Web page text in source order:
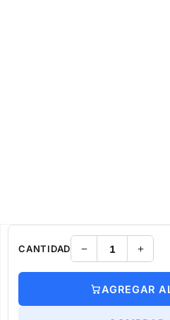
CANTIDAD
AGREGAR